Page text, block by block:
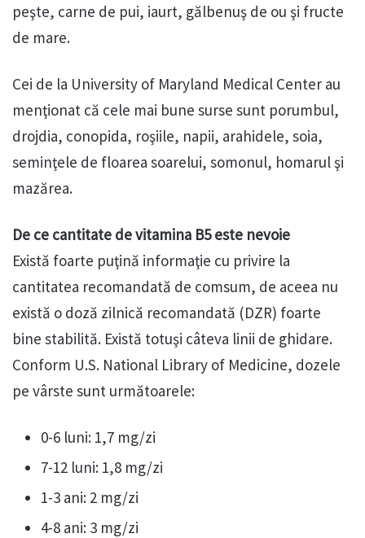
peşte, carne de pui, iaurt, gălbenuş de ou şi fructe
de mare.
Cei de la University of Maryland Medical Center au
menţionat că cele mai bune surse sunt porumbul,
drojdia, conopida, roşiile, napii, arahidele, soia,
seminţele de floarea soarelui, somonul, homarul şi
mazărea.
De ce cantitate de vitamina B5 este nevoie
Există foarte puţină informaţie cu privire la
cantitatea recomandată de comsum, de aceea nu
există o doză zilnică recomandată (DZR) foarte
bine stabilită. Există totuşi câteva linii de ghidare.
Conform U.S. National Library of Medicine, dozele
pe vârste sunt următoarele:
0-6 luni: 1,7 mg/zi
7-12 luni: 1,8 mg/zi
1-3 ani: 2 mg/zi
4-8 ani: 3 mg/zi